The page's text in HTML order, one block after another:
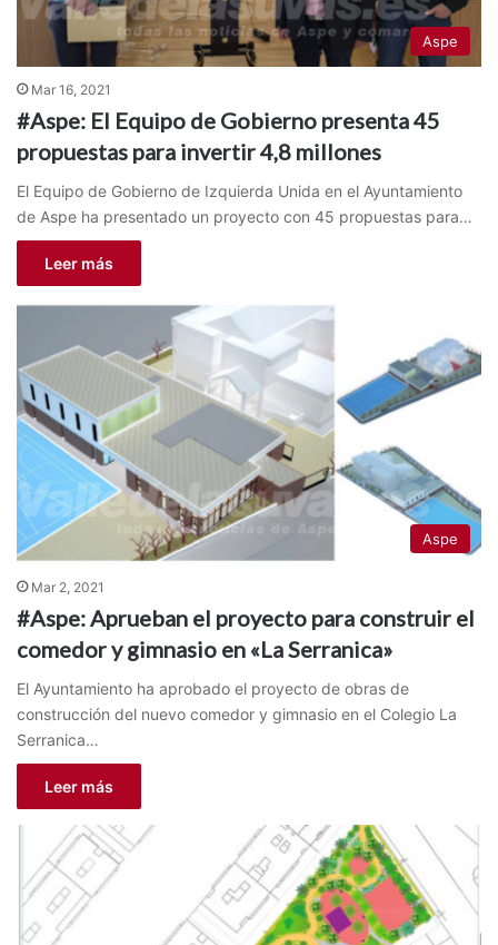
Aspe
Mar 16, 2021
#Aspe: El Equipo de Gobierno presenta 45
propuestas para invertir 4,8 millones
El Equipo de Gobierno de Izquierda Unida en el Ayuntamiento
de Aspe ha presentado un proyecto con 45 propuestas para…
Leer más
Aspe
Mar 2, 2021
#Aspe: Aprueban el proyecto para construir el
comedor y gimnasio en «La Serranica»
El Ayuntamiento ha aprobado el proyecto de obras de
construcción del nuevo comedor y gimnasio en el Colegio La
Serranica…
Leer más